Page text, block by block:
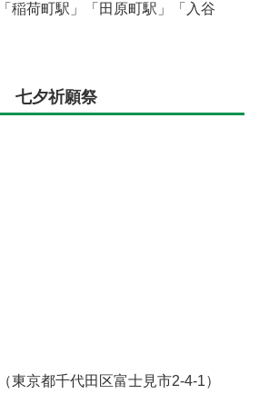
稲荷町駅」「田原町駅」「入谷
七夕祈願祭
東京都千代田区富士見市2-4-1）